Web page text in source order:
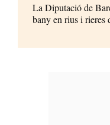
La Diputació de
bany en rius i rieres